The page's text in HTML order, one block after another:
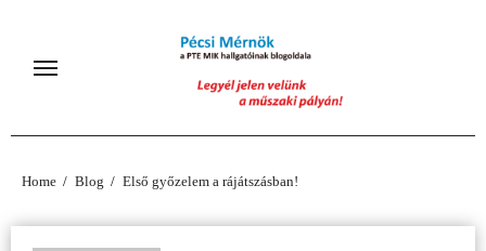
content
Home Blog Első győzelem a rájátszásban!